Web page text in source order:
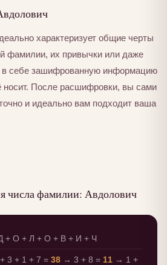
характеризует общие черты
фамилии, их привычки или даже
в себе зашифрованную информацию
носит. После расшифровки, вы сами
и идеально вам подходит ваша
числа фамилии: Авдолович
+ О + Л + О + В + И + Ч
3 + 1 + 7 = 38 → 3 + 8 = 11 → 1 +